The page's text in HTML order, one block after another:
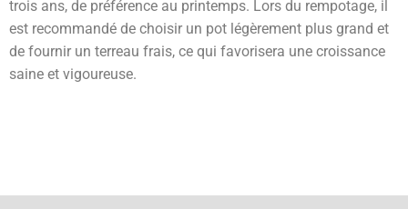
trois ans, de préférence au printemps. Lors du rempotage, il
est recommandé de choisir un pot légèrement plus grand et
de fournir un terreau frais, ce qui favorisera une croissance
saine et vigoureuse.